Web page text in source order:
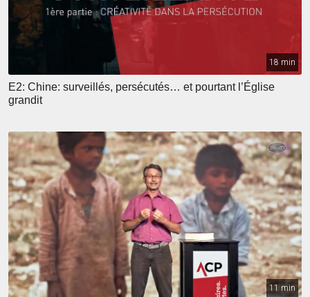
18 min
E2: Chine: surveillés, persécutés… et pourtant l’Église
grandit
11 min